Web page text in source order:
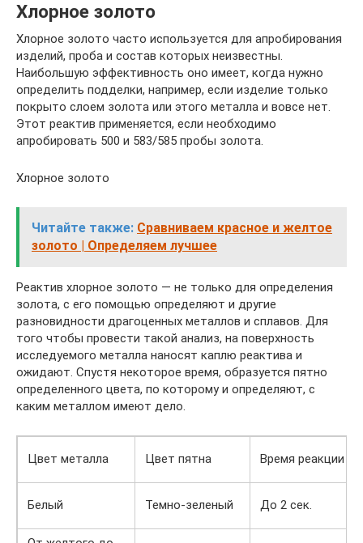
Хлорное золото
Хлорное золото часто используется для апробирования
изделий, проба и состав которых неизвестны.
Наибольшую эффективность оно имеет, когда нужно
определить подделки, например, если изделие только
покрыто слоем золота или этого металла и вовсе нет.
Этот реактив применяется, если необходимо
апробировать 500 и 583/585 пробы золота.
Хлорное золото
Читайте также: Сравниваем красное и желтое
золото | Определяем лучшее
Реактив хлорное золото — не только для определения
золота, с его помощью определяют и другие
разновидности драгоценных металлов и сплавов. Для
того чтобы провести такой анализ, на поверхность
исследуемого металла наносят каплю реактива и
ожидают. Спустя некоторое время, образуется пятно
определенного цвета, по которому и определяют, с
каким металлом имеют дело.
Цвет металла Цвет пятна Время реакции
Белый Темно-зеленый До 2 сек.